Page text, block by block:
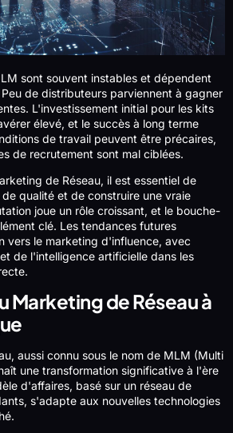
sont souvent instables et dépendent
de distributeurs parviennent à gagner
L'investissement initial pour les kits
élevé, et le succès à long terme
de travail peuvent être précaires,
de recrutement sont mal ciblées.
de Réseau, il est essentiel de
qualité et de construire une vraie
joue un rôle croissant, et le bouche-
clé. Les tendances futures
vers le marketing d'influence, avec
de l'intelligence artificielle dans les
Marketing de Réseau à
aussi connu sous le nom de MLM (Multi
une transformation significative à l'ère
d'affaires, basé sur un réseau de
s'adapte aux nouvelles technologies